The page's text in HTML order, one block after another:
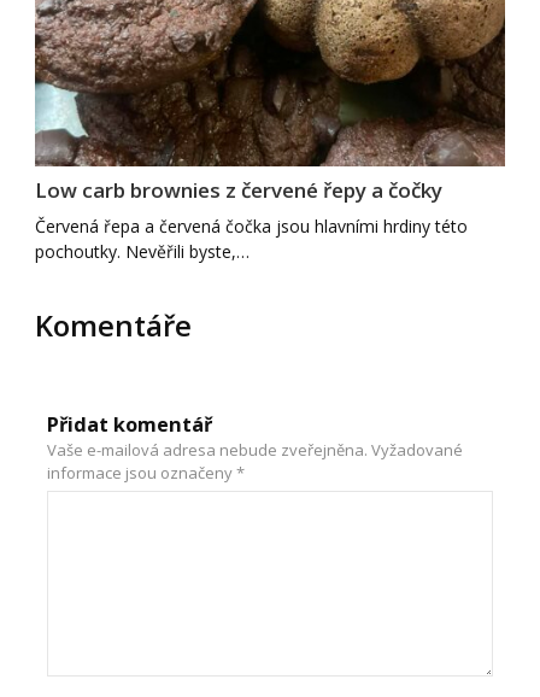
Low carb brownies z červené řepy a čočky
Červená řepa a červená čočka jsou hlavními hrdiny této
pochoutky. Nevěřili byste,…
Komentáře
Přidat komentář
Vaše e-mailová adresa nebude zveřejněna. Vyžadované
informace jsou označeny*